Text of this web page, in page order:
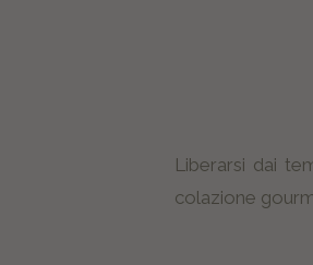
Liberarsi dai
colazione